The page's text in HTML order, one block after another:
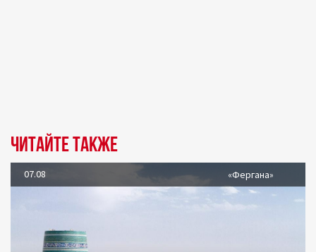
Читайте также
07.08 «Фергана»